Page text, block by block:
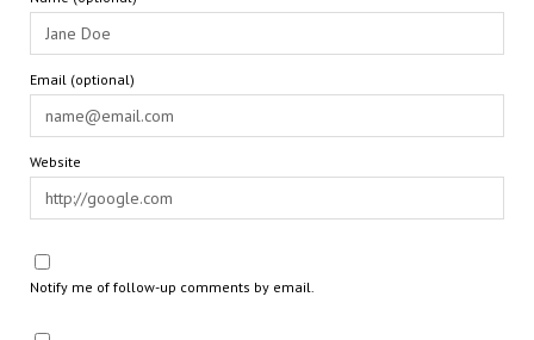
Email (optional)
Website
Notify me of follow-up comments by email.